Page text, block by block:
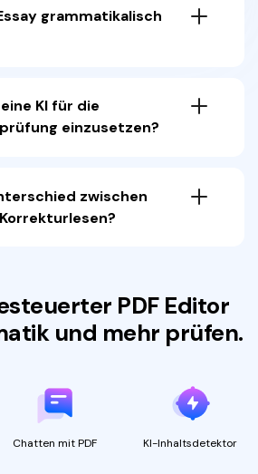
grammatikalisch
KI für die
einzusetzen?
zwischen
PDF Editor
und mehr prüfen.
Chatten mit PDF KI-Inhaltsdetektor